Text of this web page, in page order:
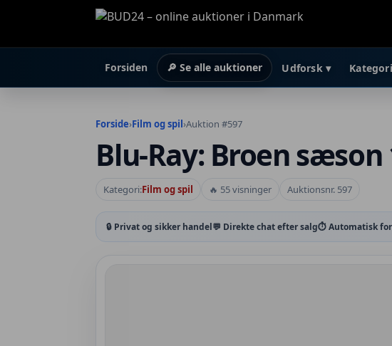
Forsiden 🔎 Se alle auktioner Udforsk ▾
Forside›Film og spil›Auktion #597
Blu-Ray: Broen sæson
Kategori:Film og spil 🔥 55 visninger Auktionsnr. 597
🔒 Privat og sikker handel💬 Direkte chat efter salg⏱ Automatisk